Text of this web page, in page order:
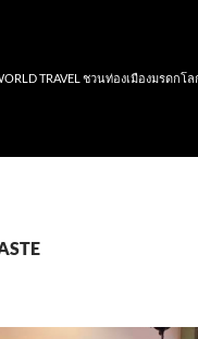
TRAVEL ชวนท่องเมืองมรดกโล